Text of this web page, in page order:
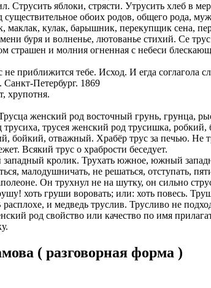
консультация, оформление
> оформление визы > отправка >
заранее вакансии > прибытие на
за рубежом № 20118251359
ОФОРМЛЕНИЕ ИЗ ЛЮБОГО
предложения по отправке в другие
соискатели с опытом работы: рабочий,
ПРЕДСТАВИТЕЛЯ
продукты, в том числе карты.
при передаче и консультировать клиентов, как
могут подключать доп. услуги
на телефон), за что получают
Пишите.
на следующих позициях: менеджер,
продавец-консультант, курьер,
по продажам.
Газпром, Альфа-Банк, Промсвязьбанк,
Мегафон, Связной, СДЭК, ПЭК и т.д.
Струсить яблоки, стрясти. Утрусить хлеб в
обоих родов, общего рода,
маклак, кулак, барышник, перекупщик сена,
буря и волненье, лютованье стихий. Се
страшен и молния огненная с небеси
приближится тебе. Исход. И егда соглагола
Санкт-Петербург. 1869
хрупотня.
женский род восточный грунь, грунца,
трусея женский род трусишка,
отважный. Храбёр трус за печью. Не
Всякий трус о храбрости беседует.
кролик. Трухать южное, южный
малодушничать, не решаться, отступать,
Он трухнул не на шутку, он сильно
хоть груши воровать; или: хоть повесь.
и медведь труслив. Трусливо не
род свойство или качество по имя
( разговорная форма )